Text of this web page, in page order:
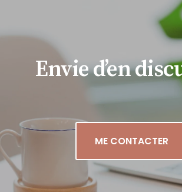
Envie d’en
ME CONTACTER